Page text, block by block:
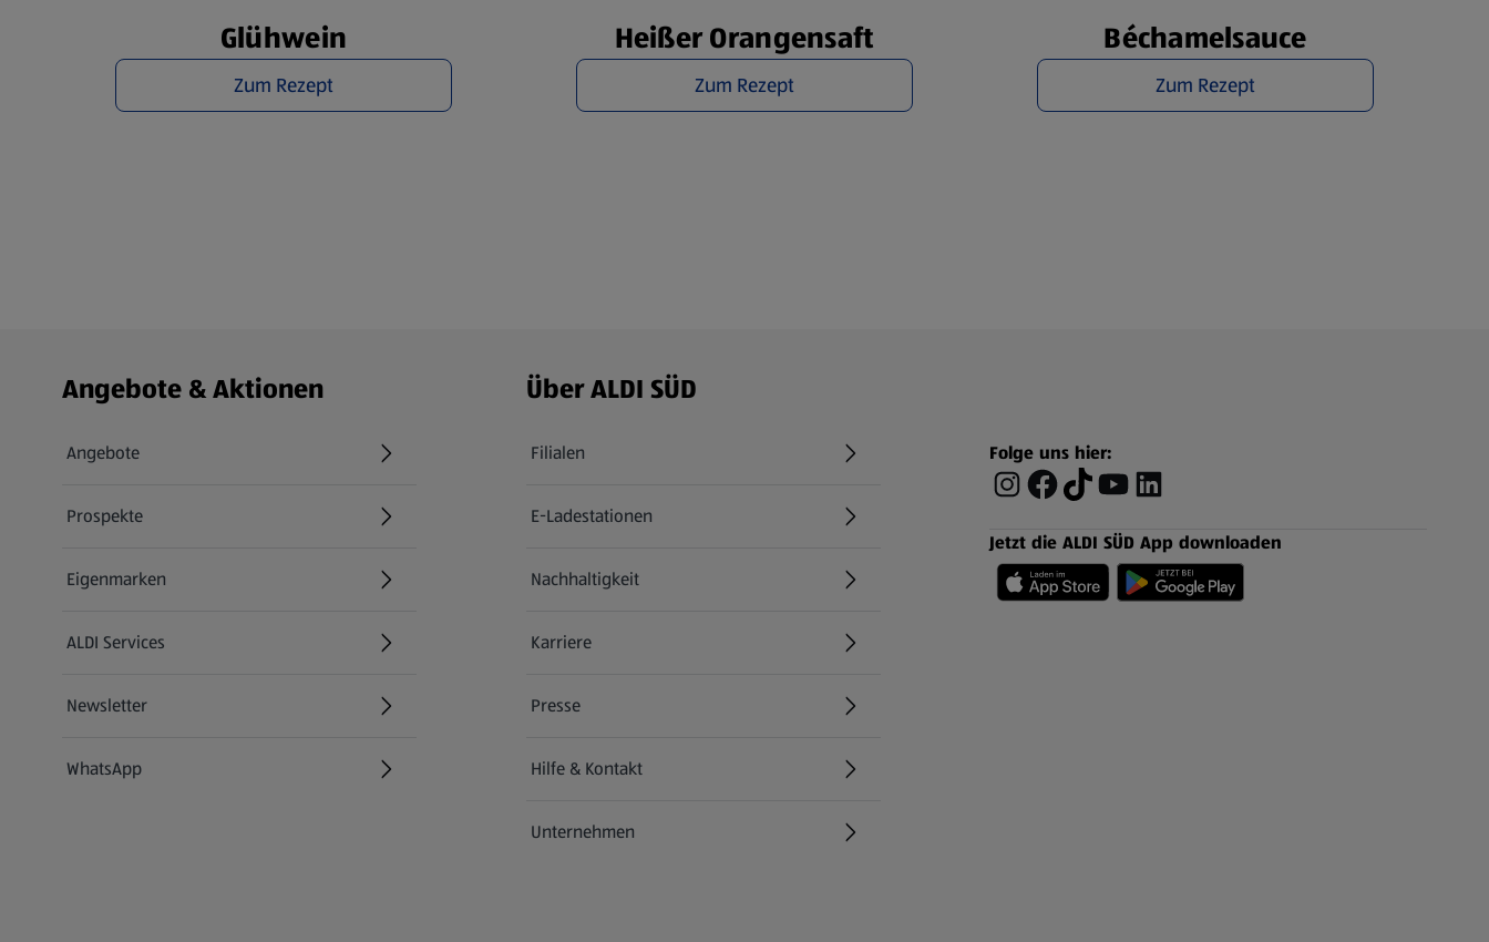
Glühwein
Zum Rezept
Heißer Orangensaft
Zum Rezept
Béchamelsauce
Zum Rezept
Fußzeilenmenü - weitere Links
Angebote & Aktionen
Angebote
Prospekte
Eigenmarken
ALDI Services
Newsletter
WhatsApp
Über ALDI SÜD
Filialen
E-Ladestationen
Nachhaltigkeit
Karriere
Presse
Hilfe & Kontakt
(öffnet in einem neuen Tab)
Unternehmen
Folge uns hier:
Jetzt die ALDI SÜD App downloaden